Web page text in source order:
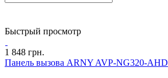
Быстрый просмотр
1 848 грн.
Панель вызова ARNY AVP-NG320-AHD